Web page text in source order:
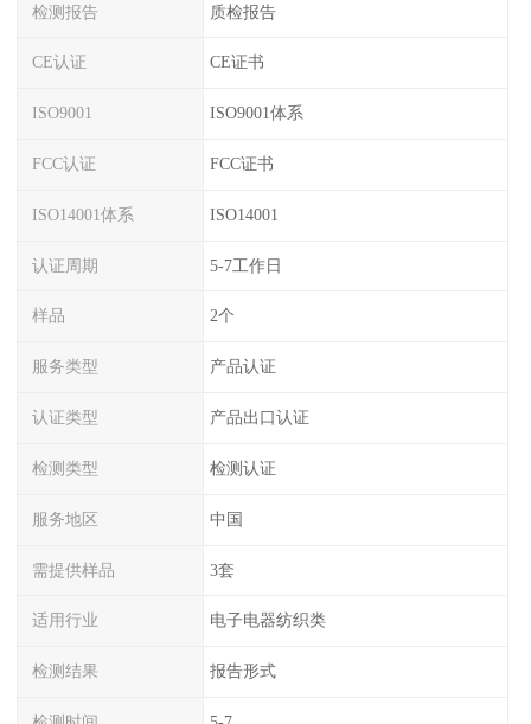
检测报告 质检报告
CE认证 CE证书
ISO9001 ISO9001体系
FCC认证 FCC证书
ISO14001体系 ISO14001
认证周期 5-7工作日
样品 2个
服务类型 产品认证
认证类型 产品出口认证
检测类型 检测认证
服务地区 中国
需提供样品 3套
适用行业 电子电器纺织类
检测结果 报告形式